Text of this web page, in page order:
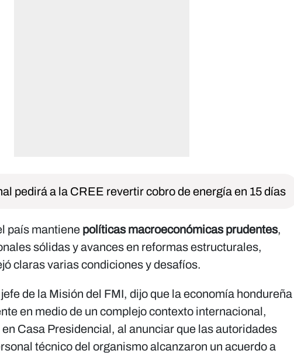
pedirá a la CREE revertir cobro de energía en 15 días
país mantiene políticas macroeconómicas prudentes,
sólidas y avances en reformas estructurales,
claras varias condiciones y desafíos.
de la Misión del FMI, dijo que la economía hondureña
en medio de un complejo contexto internacional,
Casa Presidencial, al anunciar que las autoridades
técnico del organismo alcanzaron un acuerdo a